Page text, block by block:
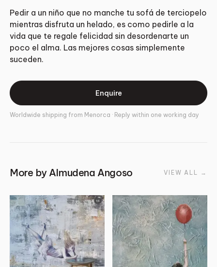
Pedir a un niño que no manche tu sofá de terciopelo
mientras disfruta un helado, es como pedirle a la
vida que te regale felicidad sin desordenarte un
poco el alma. Las mejores cosas simplemente
suceden.
Enquire
Worldwide shipping from Menorca · Reply within one working day
More by Almudena Angoso VIEW ALL →